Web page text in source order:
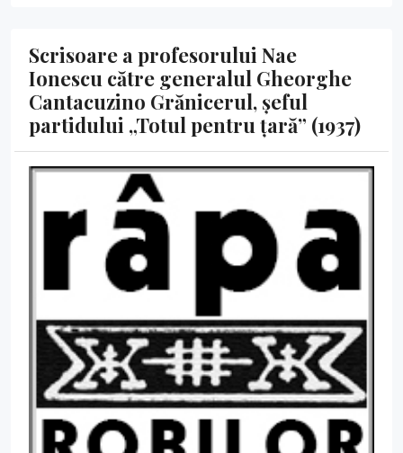
Scrisoare a profesorului Nae
Ionescu către generalul Gheorghe
Cantacuzino Grănicerul, șeful
partidului „Totul pentru țară” (1937)